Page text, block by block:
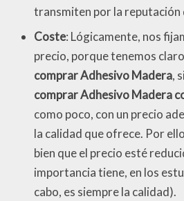
transmiten por la reputación
Coste: Lógicamente, nos
precio, porque tenemos
comprar Adhesivo Madera,
comprar Adhesivo Madera
como poco, con un precio
la calidad que ofrece. Por
bien que el precio esté
importancia tiene, en los
cabo, es siempre la calidad).